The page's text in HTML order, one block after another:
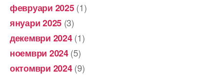
февруари 2025(1)
януари 2025 (3)
декември 2024(1)
ноември 2024(5)
октомври 2024(9)